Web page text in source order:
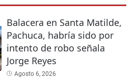
Balacera en Santa Matilde,
Pachuca, habría sido por
intento de robo señala
Jorge Reyes
Agosto 6, 2026